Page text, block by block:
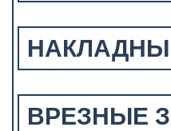
ВРЕЗНЫЕ